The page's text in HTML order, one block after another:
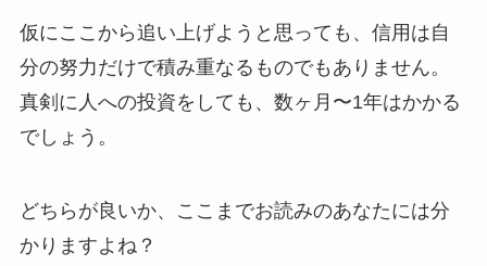
仮にここから追い上げようと思っても、信用は自
分の努力だけで積み重なるものでもありません。
真剣に人への投資をしても、数ヶ月〜1年はかかる
でしょう。
どちらが良いか、ここまでお読みのあなたには分
かりますよね？